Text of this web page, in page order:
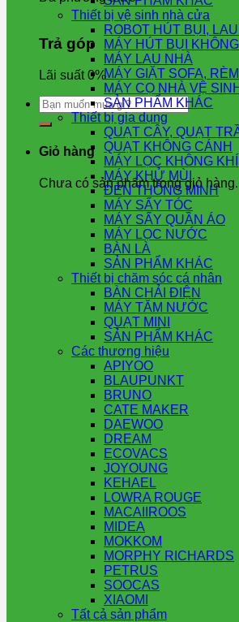
Trả góp
Lãi suất 0%
Tìm
kiếm:
Giỏ hàng
Chưa có sản phẩm trong giỏ hàng.
Thiết bị vệ sinh nhà cửa
ROBOT HÚT BỤI,
MÁY HÚT BỤI
MÁY LAU NHÀ
MÁY GIẶT SOFA, RÈM
MÁY CỌ NHÀ VỆ SINH
SẢN PHẨM KHÁC
Thiết bị gia dụng
QUẠT CÂY, QUẠT
QUẠT KHÔNG CÁNH
MÁY LỌC KHÔNG
MÁY KHỬ MÙI
ĐÈN THÔNG MINH
MÁY SẤY TÓC
MÁY SẤY QUẦN ÁO
MÁY LỌC NƯỚC
BÀN LÀ
SẢN PHẨM KHÁC
Thiết bị chăm sóc cá nhân
BÀN CHẢI ĐIỆN
MÁY TĂM NƯỚC
QUẠT MINI
SẢN PHẨM KHÁC
Các thương hiệu
APIYOO
BLAUPUNKT
BRUNO
CATE MAKER
DAEWOO
DREAM
ECOVACS
JOYOUNG
KEHAEL
LOWRA ROUGE
MACAIIROOS
MIDEA
MOKKOM
MORPHY RICHARDS
PETRUS
SOOCAS
XIAOMI
Tất cả sản phẩm